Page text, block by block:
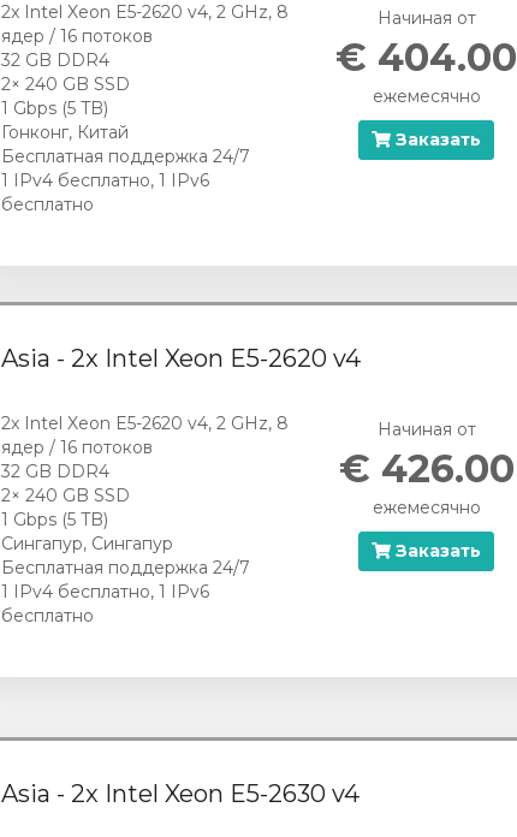
2x Intel Xeon E5-2620 v4, 2 GHz, 8
ядер / 16 потоков
32 GB DDR4
2× 240 GB SSD
1 Gbps (5 TB)
Гонконг, Китай
Бесплатная поддержка 24/7
1 IPv4 бесплатно, 1 IPv6
бесплатно
Начиная от
€ 404.00
ежемесячно
Заказать
Asia - 2x Intel Xeon E5-2620 v4
2x Intel Xeon E5-2620 v4, 2 GHz, 8
ядер / 16 потоков
32 GB DDR4
2× 240 GB SSD
1 Gbps (5 TB)
Сингапур, Сингапур
Бесплатная поддержка 24/7
1 IPv4 бесплатно, 1 IPv6
бесплатно
Начиная от
€ 426.00
ежемесячно
Заказать
Asia - 2x Intel Xeon E5-2630 v4